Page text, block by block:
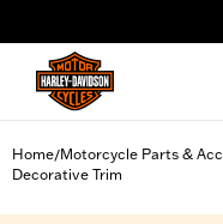
Home/Motorcycle Parts &
Decorative Trim